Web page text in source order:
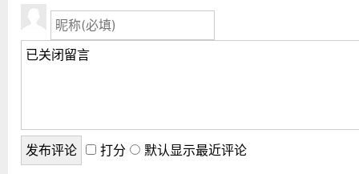
打分 默认显示最近评论